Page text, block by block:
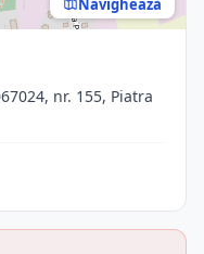
nr. 155, Piatra